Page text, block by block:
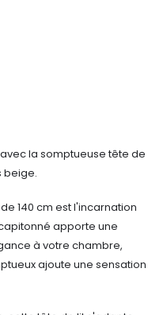
la somptueuse tête de
beige.
140 cm est l'incarnation
apporte une
à votre chambre,
ajoute une sensation